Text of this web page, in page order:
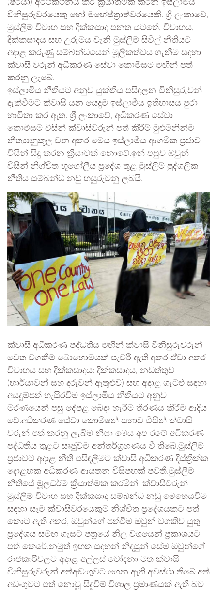
(ෂරියා) අර්ථකථනය කර ක්‍රියාත්මක කරන ඉස්ලාමීය
විනිසුරුවරයෙකු හෝ මහේස්ත්‍රාත්වරයෙකි. ශ්‍රී ලංකාවේ,
මුස්ලිම් විවාහ සහ දික්කසාද පනත යටතේ, විවාහය,
දික්කසාදය සහ උරුමය වැනි මුස්ලිම් සිවිල් නීතියට
අදාළ කරුණු සම්බන්ධයෙන් මූලිකත්වය ගැනීම සඳහා
ක්වාසි වරුන් අධිකරණ සේවා කොමිසම මඟින් පත්
කරනු ලැබේ.
ඉස්ලාමීය නීතියට අනුව යුක්තිය පසිඳලන විනිසුරුවන්
දැක්වීමට ක්වාසි යන යෙදුම ඉස්ලාමීය ඉතිහාසය පුරා
භාවිතා කර ඇත. ශ්‍රී ලංකාවේ, අධිකරණ සේවා
කොමිසම විසින් ක්වාසිවරුන් පත් කිරීම් මුළුමනින්ම
නීත්‍යානුකූල වන අතර මෙය ඉස්ලාමීය ආගමික ප්‍රජාව
විසින් සිදු කරන ක්‍රියාවක් නොවේ.ඉන් පසුව ඔවුන්
විසින් නිශ්චිත භූගෝලීය ප්‍රදේශ තුළ මුස්ලිම් පුද්ගලික
නීතිය සම්බන්ධ නඩු හසුරුවනු ලබයි.
ක්වාසි අධිකරණ පද්ධතිය මඟින් ක්වාසි විනිසුරුවරුන්
වෙත වගකීම් බොහොමයක් පැවරී ඇති අතර ඒවා අතර
විවාහය සහ දික්කසාදය: දික්කසාදය, නඩත්තුව
(භාර්යාවන් සහ දරුවන් ඇතුළුව) සහ අදාළ ගැටළු සඳහා
අයදුම්පත් හැසිරවීම ඉස්ලාමීය නීතියට අනුව
මරණයෙන් පසු දේපළ බෙදා හැරීම තීරණය කිරීම ආදිය
වේ.අධිකරණ සේවා කොමිෂන් සභාව විසින් ක්වාසි
වරුන් පත් කරනු ලැබීම නිසා මෙය අප රටේ අධිකරණ
පද්ධතිය තුළට සෘජුවම අන්තර්ග්‍රහණය වී තිබේ.මුස්ලිම්
ප්‍රජාවට අදාළ නීති පසිඳලීමට ක්වාසි අධිකරණ දිස්ත්‍රික්ක
දොළහක අධිකරණ ආයතන විසිපහක් පවතී.මුස්ලිම්
නීතියේ මූලධර්ම ක්‍රියාත්මක කරමින්, ක්වාසිවරුන්
මුස්ලිම් විවාහ සහ දික්කසාද සම්බන්ධ නඩු මෙහෙයවීම
සඳහා සෑම ක්වාසිවරයෙකුම නිශ්චිත ප්‍රදේශයකට පත්
කොට ඇති අතර, ඔවුන්ගේ පත්වීම ඔවුන් වගකිව යුතු
ප්‍රදේශය සමඟ ගැසට් පත්‍රයේ නිල වශයෙන් ප්‍රකාශයට
පත් කෙරේ.නමුත් ඉහත සඳහන් නිදසුන් සේම ඔවුන්ගේ
රාජකාරිවලට අදාළ අල්ලස් චෝදනා මත ක්වාසි
විනිසුරුවරුන් අත්අඩංගුවට ගෙන ඇති අවස්ථා තිබේ.අත්
අඩංගුවට පත් නොවූ සිදුවීම් විශාල ප්‍රමාණයක් ඇති බව